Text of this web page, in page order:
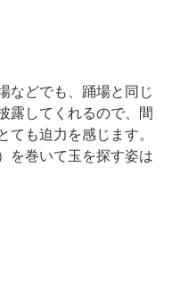
などでも、踊場と同じ
露してくれるので、間
ても迫力を感じます。
を巻いて玉を探す姿は